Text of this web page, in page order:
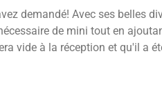
demandé! Avec ses belles
de mini tout en
vide à la réception et qu'il a